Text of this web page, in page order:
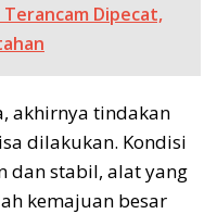
Terancam Dipecat,
akhirnya tindakan
dilakukan. Kondisi
dan stabil, alat yang
kemajuan besar